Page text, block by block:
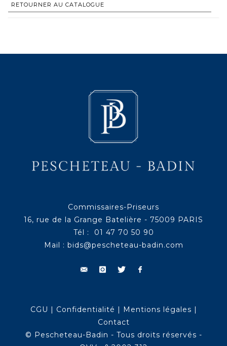
RETOURNER AU CATALOGUE
Commissaires-Priseurs
16, rue de la Grange Batelière - 75009 PARIS
Tél : 01 47 70 50 90
Mail : bids@pescheteau-badin.com
CGU | Confidentialité | Mentions légales |
Contact
© Pescheteau-Badin - Tous droits réservés -